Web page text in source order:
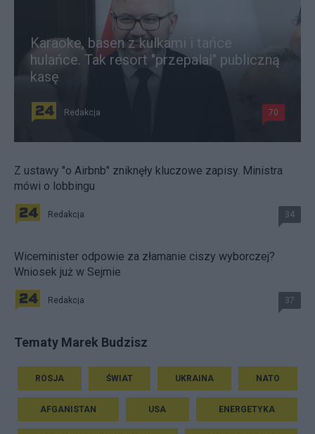
Karaoke, basen z kulkami i tańce
hulańce. Tak resort "przepalał" publiczną
kasę
Redakcja 70
Z ustawy "o Airbnb" zniknęły kluczowe zapisy. Ministra
mówi o lobbingu
Redakcja 34
Wiceminister odpowie za złamanie ciszy wyborczej?
Wniosek już w Sejmie
Redakcja 37
Tematy Marek Budzisz
ROSJA ŚWIAT UKRAINA NATO
AFGANISTAN USA ENERGETYKA